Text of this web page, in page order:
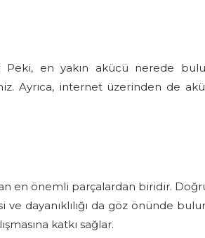
en yakın akücü nerede
Ayrıca, internet üzerinden de
en önemli parçalardan biridir. Doğru
dayanıklılığı da göz önünde
katkı sağlar.